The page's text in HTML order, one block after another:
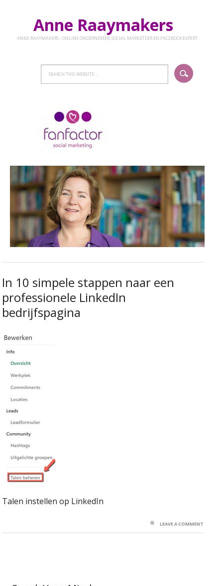
Anne Raaymakers
ANNE RAAYMAKERS - ONLINE ONDERNEMER, SOCIAL MARKETEER EN FACEBOOKEXPERT
In 10 simpele stappen naar een
professionele LinkedIn
bedrijfspagina
Talen instellen op LinkedIn
LEAVE A COMMENT